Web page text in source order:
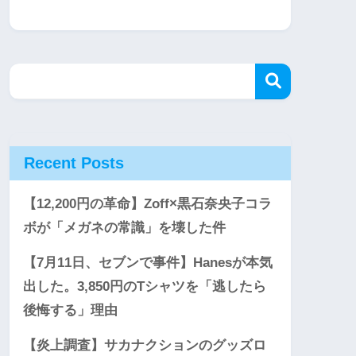
Recent Posts
【12,200円の革命】Zoff×黒石奈央子コラ
ボが「メガネの常識」を壊した件
【7月11日、セブンで事件】Hanesが本気
出した。3,850円のTシャツを「逃したら
後悔する」理由
【炎上調査】サカナクションのグッズロ